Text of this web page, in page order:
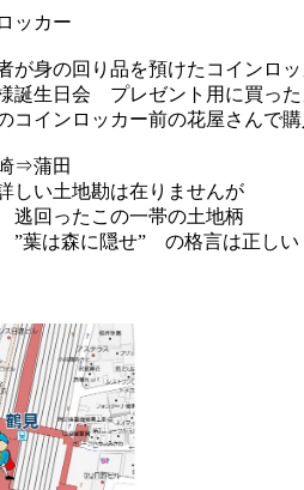
ッカー
身の回り品を預けたコインロッ
誕生日会 プレゼント用に買った
コインロッカー前の花屋さんで購
⇒蒲田
しい土地勘は在りませんが
回ったこの一帯の土地柄
”葉は森に隠せ” の格言は正しい